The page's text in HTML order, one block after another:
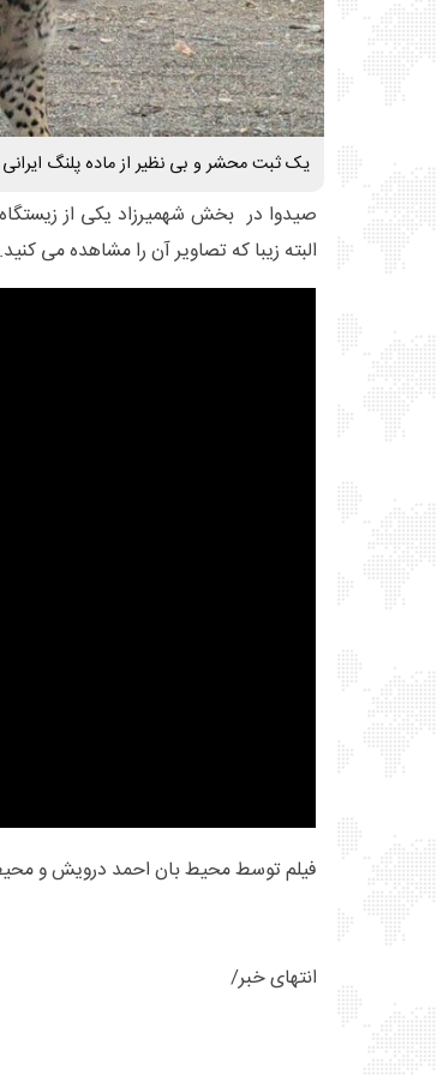
یک ثبت محشر و بی نظیر از ماده پلنگ ایرانی
صیدوا در بخش شهمیرزاد یکی از
البته زیبا که تصاویر آن را مشاهده می کنید.
فیلم توسط محیط بان احمد درویش و
انتهای خبر/